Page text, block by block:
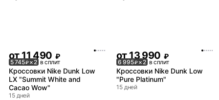
от11 490 ₽
5 745₽× 2 в сплит
Кроссовки Nike Dunk Low
LX "Summit White and
Cacao Wow"
15 дней
от13 990 ₽
6 995₽× 2 в сплит
Кроссовки Nike Dunk Low
"Pure Platinum"
15 дней